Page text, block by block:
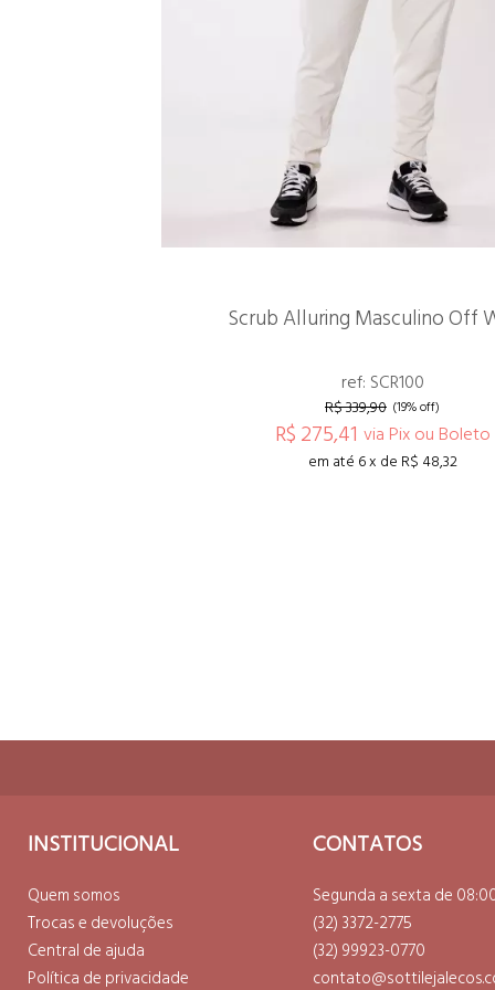
Scrub Alluring Masculino Off
ref: SCR100
R$ 339,90 (19% off)
R$ 275,41 via Pix ou Boleto
em até 6 x de R$ 48,32
INSTITUCIONAL
Quem somos
Trocas e devoluções
Central de ajuda
Política de privacidade
CONTATOS
Segunda a sexta de
(32) 3372-2775
(32) 99923-0770